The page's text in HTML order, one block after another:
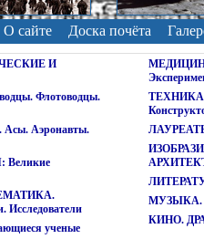
О сайте Доска почёта
И
Флотоводцы.
Аэронавты.
ученые
ТЕХНИКА
МУЗЫКА.
КИНО.